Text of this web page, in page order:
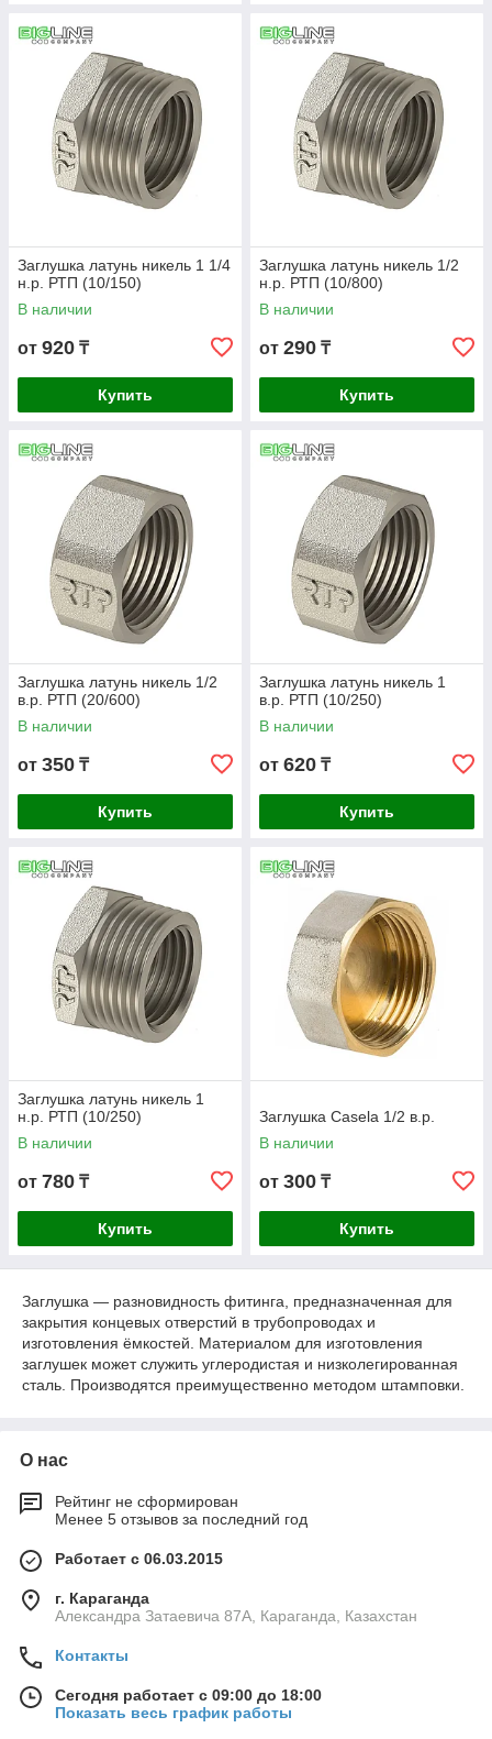
Заглушка латунь никель 1 1/4
н.р. РТП (10/150)
В наличии
от 920 ₸
Купить
Заглушка латунь никель 1/2
н.р. РТП (10/800)
В наличии
от 290 ₸
Купить
Заглушка латунь никель 1/2
в.р. РТП (20/600)
В наличии
от 350 ₸
Купить
Заглушка латунь никель 1
в.р. РТП (10/250)
В наличии
от 620 ₸
Купить
Заглушка латунь никель 1
н.р. РТП (10/250)
В наличии
от 780 ₸
Купить
Заглушка Casela 1/2 в.р.
В наличии
от 300 ₸
Купить
Заглушка — разновидность фитинга, предназначенная для
закрытия концевых отверстий в трубопроводах и
изготовления ёмкостей. Материалом для изготовления
заглушек может служить углеродистая и низколегированная
сталь. Производятся преимущественно методом штамповки.
О нас
Рейтинг не сформирован
Менее 5 отзывов за последний год
Работает с 06.03.2015
г. Караганда
Александра Затаевича 87А, Караганда, Казахстан
Контакты
Сегодня работает с 09:00 до 18:00
Показать весь график работы